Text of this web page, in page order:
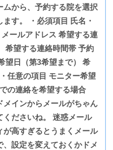
ムから、予約する院を選択
す。 ・必須項目 氏名・
ールアドレス 希望する連
希望する連絡時間帯 予約
望日（第3希望まで） 希
任意の項目 モニター希望
の連絡を希望する場合
メインからメールがちゃん
くださいね。 迷惑メール
が高すぎるとうまくメール
設定を変えておくかドメ